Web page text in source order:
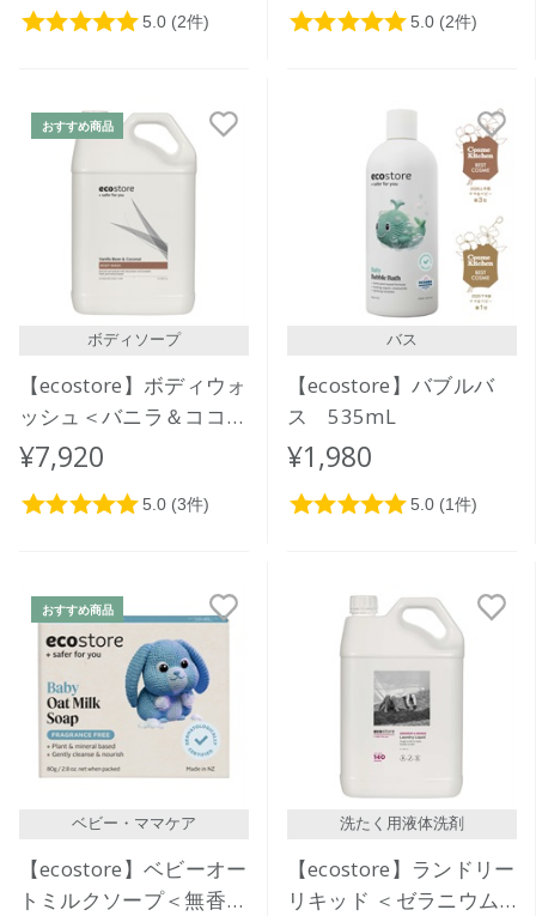
おすすめ商品
ボディソープ
【ecostore】ボディウォ
ッシュ＜バニラ＆ココナ
ッツ＞5L
¥7,920
バス
【ecostore】バブルバ
ス 535mL
¥1,980
おすすめ商品
ベビー・ママケア
【ecostore】ベビーオー
トミルクソープ＜無香料
洗たく用液体洗剤
【ecostore】ランドリー
リキッド ＜ゼラニウム